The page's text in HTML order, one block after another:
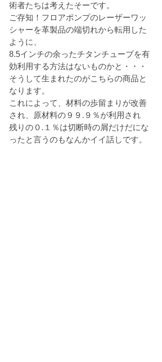
術者たちは考えたそーです。
ご存知！フロアポンプのレーザーワッ
シャーを革製品の端切れから転用した
ように、
8.5インチの余ったチタンチューブを有
効利用する方法はないものかと・・・
そうして生まれたのがこちらの商品と
なります。
これによって、材料の歩留まりが改善
され、原材料の９９.９％が利用され
残りの０.１％は切断時の屑だけだにな
ったと言うのもなんかイイ話しです。